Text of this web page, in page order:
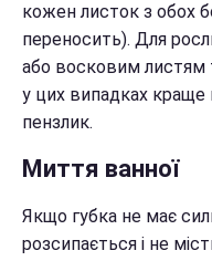
кожен листок з обох
переносить). Для
або восковим листям
у цих випадках краще
пензлик.
Миття ванної
Якщо губка не має
розсипається і не